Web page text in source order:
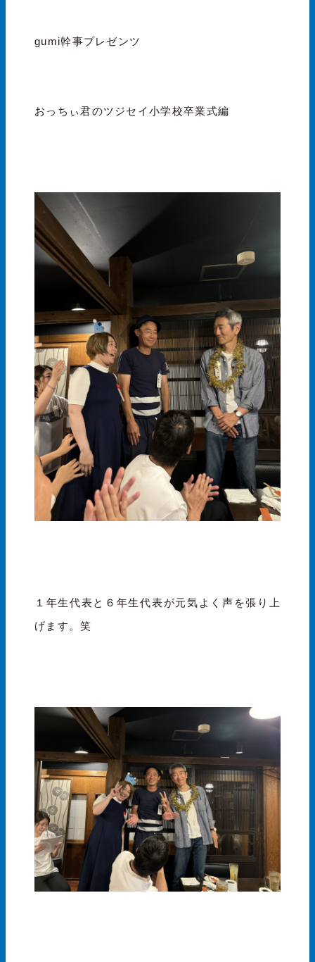
gumi幹事プレゼンツ
おっちぃ君のツジセイ小学校卒業式編
１年生代表と６年生代表が元気よく声を張り上
げます。笑